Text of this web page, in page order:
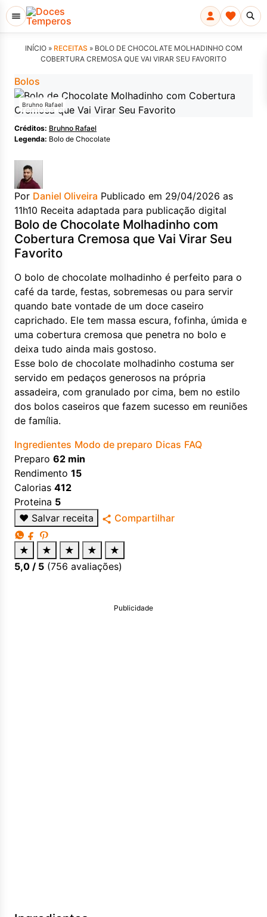
INÍCIO » RECEITAS » BOLO DE CHOCOLATE MOLHADINHO COM
COBERTURA CREMOSA QUE VAI VIRAR SEU FAVORITO
Bolos
Bruhno Rafael
Créditos: Bruhno Rafael
Legenda: Bolo de Chocolate
Por Daniel Oliveira Publicado em 29/04/2026 as
11h10 Receita adaptada para publicação digital
Bolo de Chocolate Molhadinho com
Cobertura Cremosa que Vai Virar Seu
Favorito
O bolo de chocolate molhadinho é perfeito para o
café da tarde, festas, sobremesas ou para servir
quando bate vontade de um doce caseiro
caprichado. Ele tem massa escura, fofinha, úmida e
uma cobertura cremosa que penetra no bolo e
deixa tudo ainda mais gostoso.
Esse bolo de chocolate molhadinho costuma ser
servido em pedaços generosos na própria
assadeira, com granulado por cima, bem no estilo
dos bolos caseiros que fazem sucesso em reuniões
de família.
Ingredientes Modo de preparo Dicas FAQ
Preparo 62 min
Rendimento 15
Calorias 412
Proteina 5
♥ Salvar receita Compartilhar
★ ★ ★ ★
★
5,0 / 5 (756 avaliações)
Publicidade